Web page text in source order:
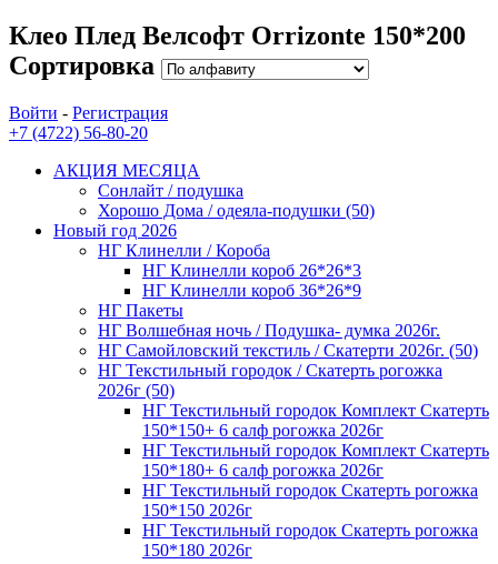
Клео Плед Велсофт Orrizonte 150*200
Сортировка
Войти - Регистрация
+7 (4722) 56-80-20
АКЦИЯ МЕСЯЦА
Сонлайт / подушка
Хорошо Дома / одеяла-подушки (50)
Новый год 2026
НГ Клинелли / Короба
НГ Клинелли короб 26*26*3
НГ Клинелли короб 36*26*9
НГ Пакеты
НГ Волшебная ночь / Подушка- думка 2026г.
НГ Самойловский текстиль / Скатерти 2026г. (50)
НГ Текстильный городок / Скатерть рогожка
2026г (50)
НГ Текстильный городок Комплект Скатерть
150*150+ 6 салф рогожка 2026г
НГ Текстильный городок Комплект Скатерть
150*180+ 6 салф рогожка 2026г
НГ Текстильный городок Скатерть рогожка
150*150 2026г
НГ Текстильный городок Скатерть рогожка
150*180 2026г